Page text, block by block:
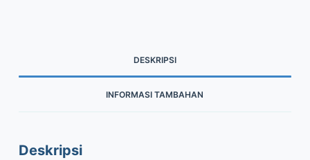
DESKRIPSI
INFORMASI TAMBAHAN
Deskripsi